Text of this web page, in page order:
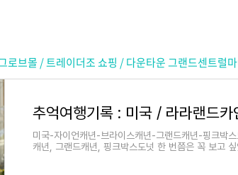
로브몰 / 트레이더조 쇼핑 / 다운타운 그랜드센트럴
미국-자이언캐년-브라이스캐년-그랜드캐년-핑크박
캐년, 그랜드캐년, 핑크박스도넛 한 번쯤은 꼭 보고